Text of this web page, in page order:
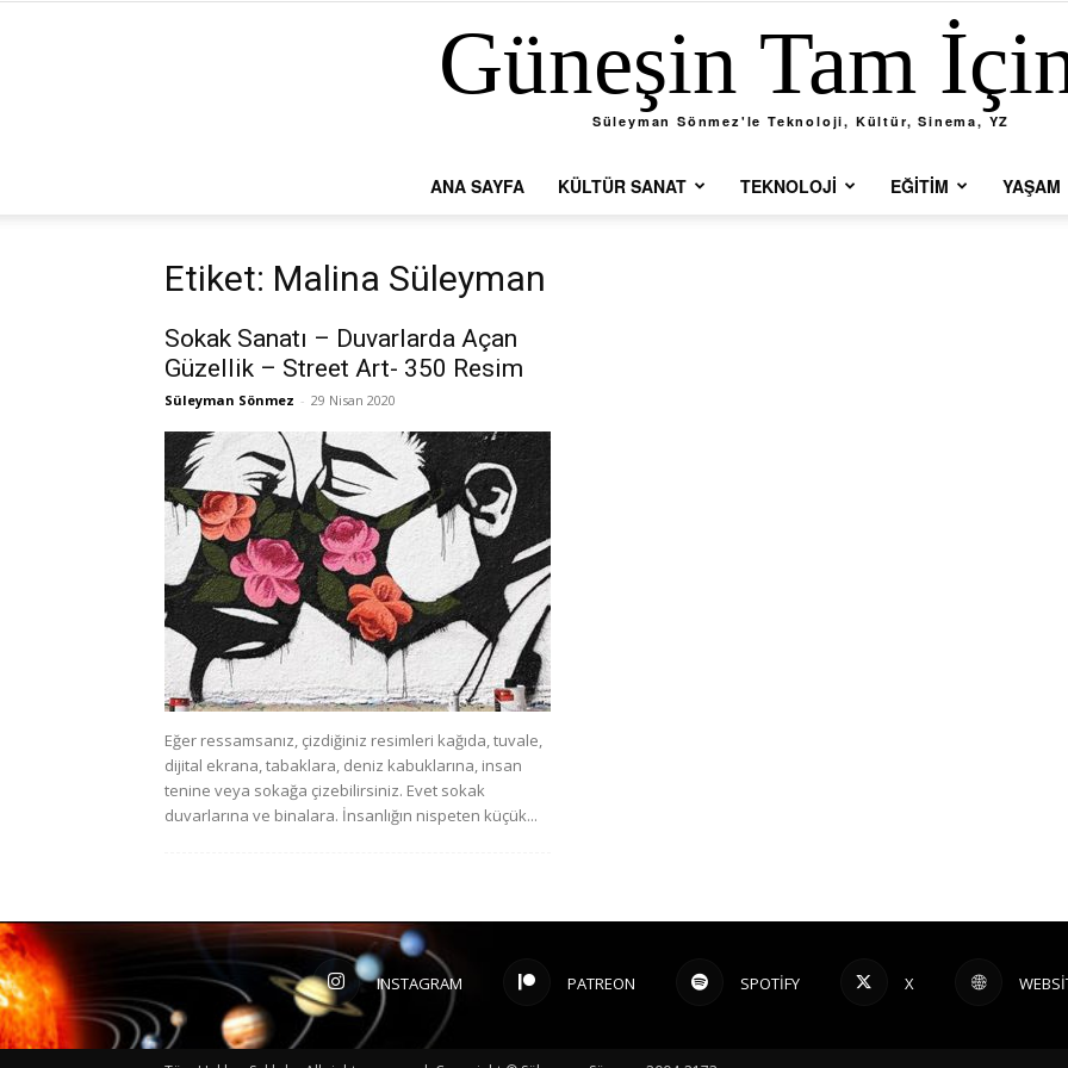
Güneşin Tam
Süleyman Sönmez'le Teknoloji, Kültür, Sinema, YZ
ANA SAYFA KÜLTÜR SANAT TEKNOLOJI EĞITIM YAŞAM
Etiket: Malina Süleyman
Sokak Sanatı – Duvarlarda Açan
Güzellik – Street Art- 350 Resim
Süleyman Sönmez - 29 Nisan 2020
Eğer ressamsanız, çizdiğiniz resimleri kağıda, tuvale,
dijital ekrana, tabaklara, deniz kabuklarına, insan
tenine veya sokağa çizebilirsiniz. Evet sokak
duvarlarına ve binalara. İnsanlığın nispeten küçük...
INSTAGRAM PATREON SPOTIFY X